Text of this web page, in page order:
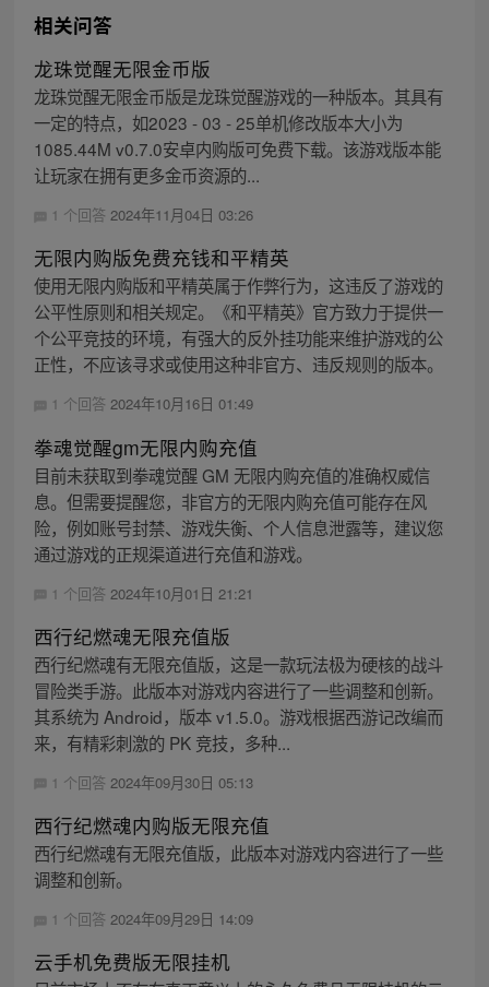
相关问答
龙珠觉醒无限金币版
龙珠觉醒无限金币版是龙珠觉醒游戏的一种版本。其具有
一定的特点，如2023 - 03 - 25单机修改版本大小为
1085.44M v0.7.0安卓内购版可免费下载。该游戏版本能
让玩家在拥有更多金币资源的...
1 个回答 2024年11月04日 03:26
无限内购版免费充钱和平精英
使用无限内购版和平精英属于作弊行为，这违反了游戏的
公平性原则和相关规定。《和平精英》官方致力于提供一
个公平竞技的环境，有强大的反外挂功能来维护游戏的公
正性，不应该寻求或使用这种非官方、违反规则的版本。
1 个回答 2024年10月16日 01:49
拳魂觉醒gm无限内购充值
目前未获取到拳魂觉醒 GM 无限内购充值的准确权威信
息。但需要提醒您，非官方的无限内购充值可能存在风
险，例如账号封禁、游戏失衡、个人信息泄露等，建议您
通过游戏的正规渠道进行充值和游戏。
1 个回答 2024年10月01日 21:21
西行纪燃魂无限充值版
西行纪燃魂有无限充值版，这是一款玩法极为硬核的战斗
冒险类手游。此版本对游戏内容进行了一些调整和创新。
其系统为 Android，版本 v1.5.0。游戏根据西游记改编而
来，有精彩刺激的 PK 竞技，多种...
1 个回答 2024年09月30日 05:13
西行纪燃魂内购版无限充值
西行纪燃魂有无限充值版，此版本对游戏内容进行了一些
调整和创新。
1 个回答 2024年09月29日 14:09
云手机免费版无限挂机